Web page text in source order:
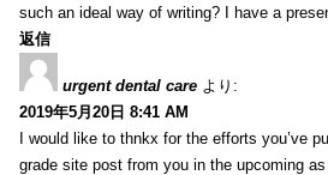
such an ideal way of writing? I have a
返信
urgent dental care より:
2019年5月20日 8:41 AM
I would like to thnkx for the efforts you’ve
grade site post from you in the upcoming